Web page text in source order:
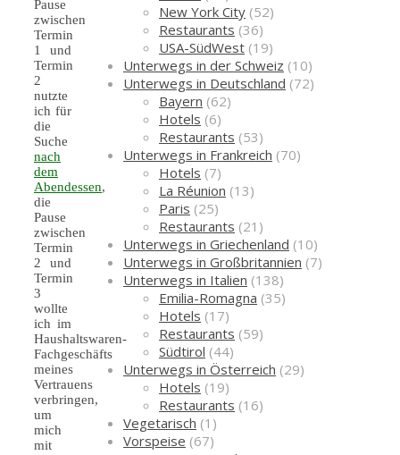
Pause
zwischen
Termin
1 und
Termin
2
nutzte
ich für
die
Suche
nach
dem
Abendessen,
die
Pause
zwischen
Termin
2 und
Termin
3
wollte
ich im
Haushaltswaren-
Fachgeschäfts
meines
Vertrauens
verbringen,
um
mich
mit
New York City (52)
Restaurants (36)
USA-SüdWest (19)
Unterwegs in der Schweiz (10)
Unterwegs in Deutschland (72)
Bayern (62)
Hotels (6)
Restaurants (53)
Unterwegs in Frankreich (70)
Hotels (7)
La Réunion (13)
Paris (25)
Restaurants (21)
Unterwegs in Griechenland (10)
Unterwegs in Großbritannien (7)
Unterwegs in Italien (138)
Emilia-Romagna (35)
Hotels (17)
Restaurants (59)
Südtirol (44)
Unterwegs in Österreich (29)
Hotels (19)
Restaurants (16)
Vegetarisch (1)
Vorspeise (67)